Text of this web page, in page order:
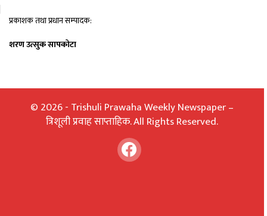
प्रकाशक तथा प्रधान सम्पादक:
शरण उत्सुक सापकोटा
© 2026 - Trishuli Prawaha Weekly Newspaper –
त्रिशूली प्रवाह साप्ताहिक. All Rights Reserved.